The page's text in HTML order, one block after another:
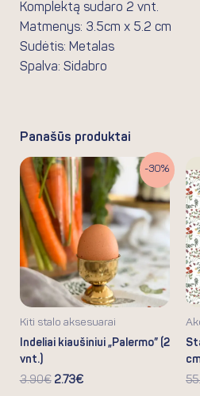
Komplektą sudaro 2 vnt.
Matmenys: 3.5cm x 5.2 cm
Sudėtis: Metalas
Spalva: Sidabro
Panašūs produktai
-30%
Kiti stalo aksesuarai
Indeliai kiaušiniui „Palermo” (2
vnt.)
3.90€
Original
price
was:
3.90€.
2.73€
Current
price
2.73€.